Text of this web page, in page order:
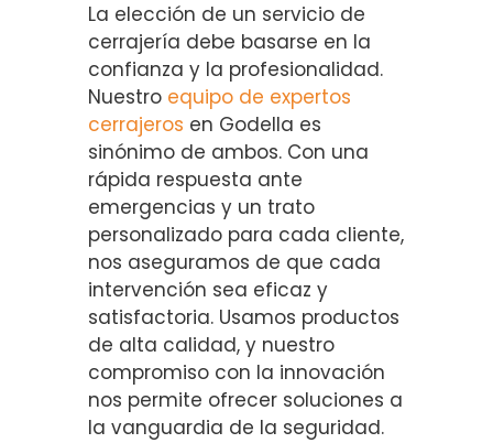
La elección de un servicio de
cerrajería debe basarse en la
confianza y la profesionalidad.
Nuestro equipo de expertos
cerrajeros en Godella es
sinónimo de ambos. Con una
rápida respuesta ante
emergencias y un trato
personalizado para cada cliente,
nos aseguramos de que cada
intervención sea eficaz y
satisfactoria. Usamos productos
de alta calidad, y nuestro
compromiso con la innovación
nos permite ofrecer soluciones a
la vanguardia de la seguridad.